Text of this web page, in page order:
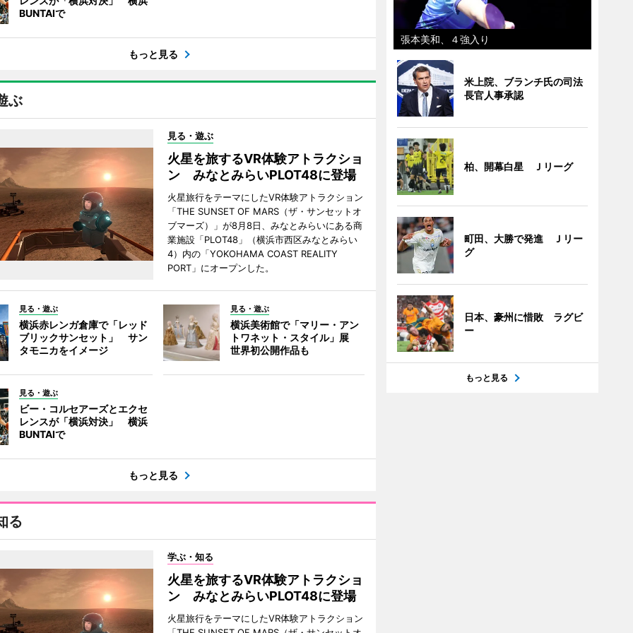
BUNTAIで
もっと見る
ぶ
見る・遊ぶ
火星を旅するVR体験アトラクショ
ン みなとみらいPLOT48に登場
火星旅行をテーマにしたVR体験アトラクション
「THE SUNSET OF MARS（ザ・サンセットオ
ブマーズ）」が8月8日、みなとみらいにある商
業施設「PLOT48」（横浜市西区みなとみらい
4）内の「YOKOHAMA COAST REALITY
PORT」にオープンした。
見る・遊ぶ
横浜赤レンガ倉庫で「レッド
ブリックサンセット」 サン
タモニカをイメージ
見る・遊ぶ
横浜美術館で「マリー・アン
トワネット・スタイル」展
世界初公開作品も
見る・遊ぶ
ビー・コルセアーズとエクセ
レンスが「横浜対決」 横浜
BUNTAIで
もっと見る
る
学ぶ・知る
火星を旅するVR体験アトラクショ
ン みなとみらいPLOT48に登場
火星旅行をテーマにしたVR体験アトラクション
張本美和、４強入り
米上院、ブランチ氏の司法
長官人事承認
柏、開幕白星 Ｊリーグ
町田、大勝で発進 Ｊリー
グ
日本、豪州に惜敗 ラグビ
ー
もっと見る